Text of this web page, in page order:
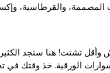
والقرطاسية،
وأقل تشتت! هنا ستجد
الورقية. خذ